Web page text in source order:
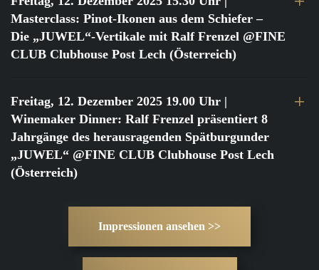
Masterclass: Pinot-Ikonen aus dem Schiefer –
Die „JUWEL“-Vertikale mit Ralf Frenzel @FINE
CLUB Clubhouse Post Lech (Österreich)
Freitag, 12. Dezember 2025 19.00 Uhr |
Winemaker Dinner: Ralf Frenzel präsentiert 8
Jahrgänge des herausragenden Spätburgunder
„JUWEL“ @FINE CLUB Clubhouse Post Lech
(Österreich)
Impressionen ansehen >>